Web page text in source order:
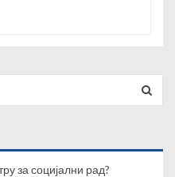
за социјални рад?